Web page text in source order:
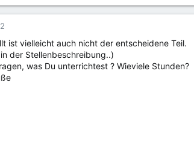
ist vielleicht auch nicht der entscheidene Teil.
der Stellenbeschreibung..)
was Du unterrichtest ? Wieviele Stunden?